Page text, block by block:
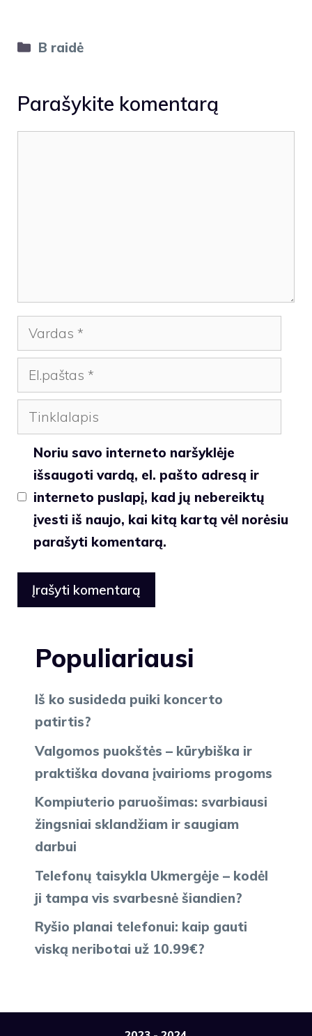
Kategorijos
B raidė
Parašykite komentarą
Vardas
El.paštas
Tinklalapis
Noriu savo interneto naršyklėje
išsaugoti vardą, el. pašto adresą ir
interneto puslapį, kad jų nebereiktų
įvesti iš naujo, kai kitą kartą vėl norėsiu
parašyti komentarą.
Populiariausi
Iš ko susideda puiki koncerto
patirtis?
Valgomos puokštės – kūrybiška ir
praktiška dovana įvairioms progoms
Kompiuterio paruošimas: svarbiausi
žingsniai sklandžiam ir saugiam
darbui
Telefonų taisykla Ukmergėje – kodėl
ji tampa vis svarbesnė šiandien?
Ryšio planai telefonui: kaip gauti
viską neribotai už 10.99€?